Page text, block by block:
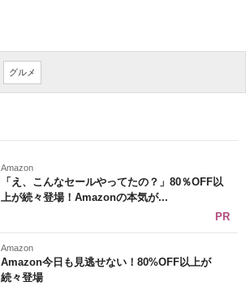
グルメ
Amazon
「え、こんなセールやってたの？」80％OFF以
上が続々登場！Amazonの本気が...
PR
Amazon
Amazon今日も見逃せない！80%OFF以上が
続々登場